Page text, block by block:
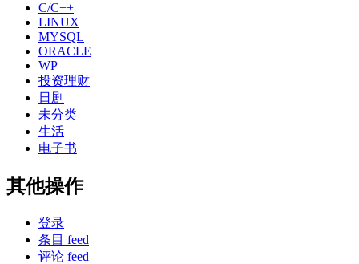
C/C++
LINUX
MYSQL
ORACLE
WP
投资理财
日剧
未分类
生活
电子书
其他操作
登录
条目 feed
评论 feed